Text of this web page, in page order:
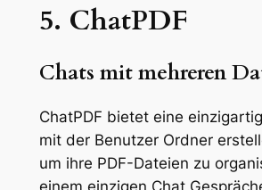
5. ChatPDF
Chats mit mehreren
ChatPDF bietet eine
mit der Benutzer Ordner
um ihre PDF-Dateien zu